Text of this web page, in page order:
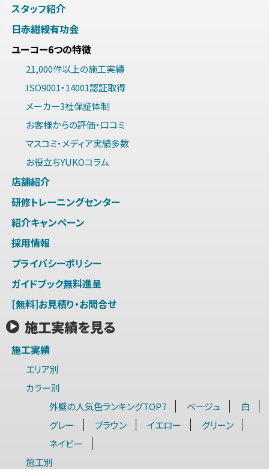
スタッフ紹介
日赤紺綬有功会
ユーコー6つの特徴
21,000件以上の施工実績
ISO9001・14001認証取得
メーカー3社保証体制
お客様からの評価・口コミ
マスコミ・メディア実績多数
お役立ちYUKOコラム
店舗紹介
研修トレーニングセンター
紹介キャンペーン
採用情報
プライバシーポリシー
ガイドブック無料進呈
[無料]お見積り・お問合せ
施工実績を見る
施工実績
エリア別
カラー別
外壁の人気色ランキングTOP7
ベージュ
白
グレー
ブラウン イエロー
グリーン
ネイビー
施工別